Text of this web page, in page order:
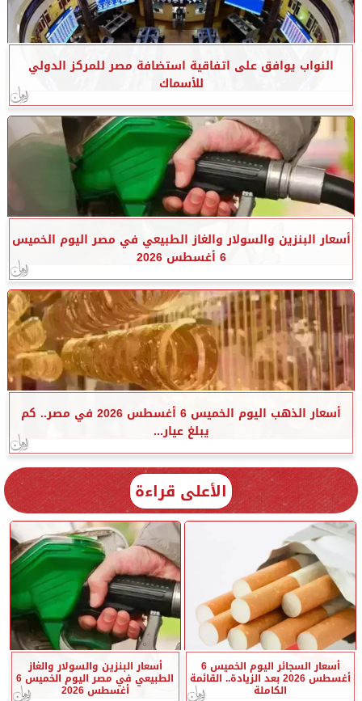
النواب يوافق على اتفاقية استضافة مصر للمركز الدولي
للأسماك
أسعار البنزين والسولار والغاز الطبيعي في مصر اليوم الخميس
6 أغسطس 2026
أسعار الذهب اليوم الخميس 6 أغسطس 2026 في مصر.. كم
يبلغ عيار...
الأعلى قراءة
أسعار السجائر اليوم الخميس 6
أغسطس 2026 بعد الزيادة.. القائمة
الكاملة
أسعار البنزين والسولار والغاز
الطبيعي في مصر اليوم الخميس 6
أغسطس 2026